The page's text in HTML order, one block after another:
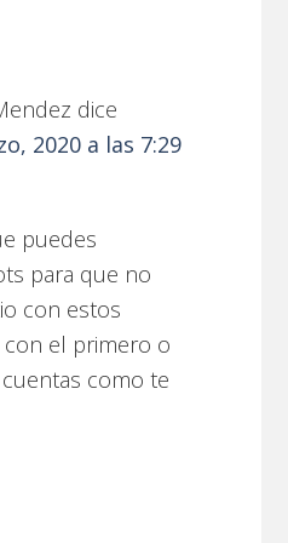
dice
2020 a las 7:29
puedes
para que no
con estos
con el primero o
como te